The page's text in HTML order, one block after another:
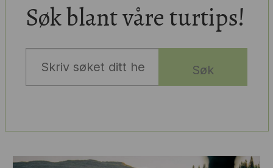
Søk blant våre turtips!
Søk